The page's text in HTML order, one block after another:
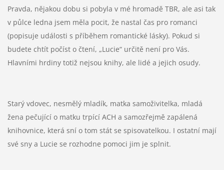
Pravda, nějakou dobu si pobyla v mé hromadě TBR, ale asi tak
v půlce ledna jsem měla pocit, že nastal čas pro romanci
(popisuje události s příběhem romantické lásky). Pokud si
budete chtít počíst o čtení, „Lucie“ určitě není pro Vás.
Hlavními hrdiny totiž nejsou knihy, ale lidé a jejich osudy.
Starý vdovec, nesmělý mladík, matka samoživitelka, mladá
žena pečující o matku trpící ACH a samozřejmě zapálená
knihovnice, která sní o tom stát se spisovatelkou. I ostatní mají
své sny a Lucie se rozhodne pomoci jim je splnit.